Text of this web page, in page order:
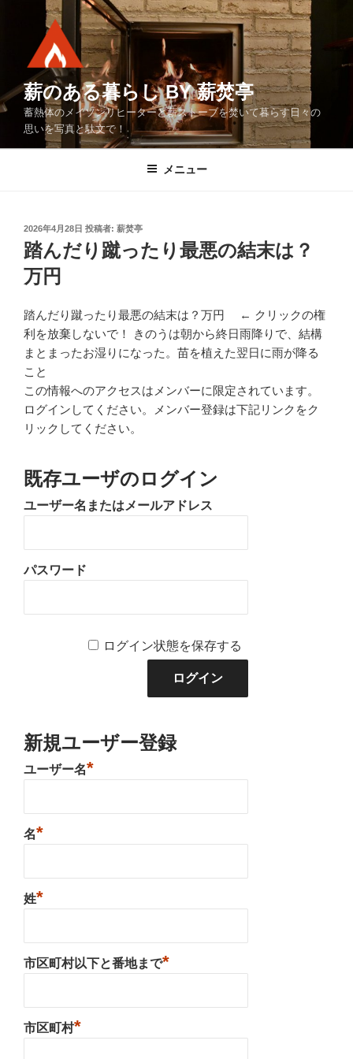
へ
薪のある暮らし BY 薪焚亭
蓄熱体のメイソンリヒーターと薪ストーブを焚いて暮らす日々の
思いを写真と駄文で！
メニュー
投
稿
日:
2026年4月28日 投稿者: 薪焚亭
踏んだり蹴ったり最悪の結末は？
万円
踏んだり蹴ったり最悪の結末は？万円 ← クリックの権
利を放棄しないで！ きのうは朝から終日雨降りで、結構
まとまったお湿りになった。苗を植えた翌日に雨が降る
こと
この情報へのアクセスはメンバーに限定されています。
ログインしてください。メンバー登録は下記リンクをク
リックしてください。
既存ユーザのログイン
ユーザー名またはメールアドレス
パスワード
ログイン状態を保存する
新規ユーザー登録
ユーザー名*
名*
姓*
市区町村以下と番地まで*
市区町村*